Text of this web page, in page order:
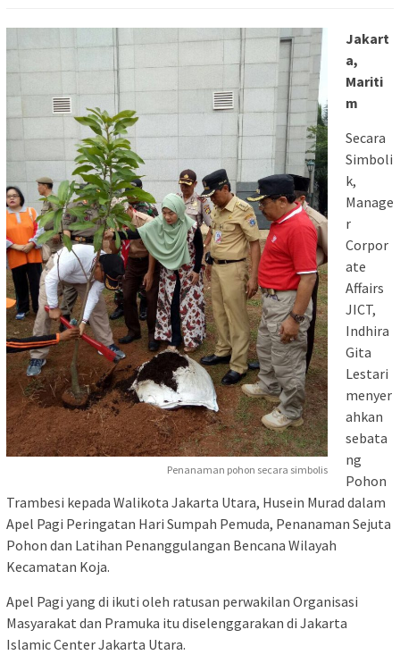
Penanaman pohon secara simbolis
Jakart
a,
Mariti
m
Secara
Simboli
k,
Manage
r
Corpor
ate
Affairs
JICT,
Indhira
Gita
Lestari
menyer
ahkan
sebata
ng
Pohon
Trambesi kepada Walikota Jakarta Utara, Husein Murad dalam
Apel Pagi Peringatan Hari Sumpah Pemuda, Penanaman Sejuta
Pohon dan Latihan Penanggulangan Bencana Wilayah
Kecamatan Koja.
Apel Pagi yang di ikuti oleh ratusan perwakilan Organisasi
Masyarakat dan Pramuka itu diselenggarakan di Jakarta
Islamic Center Jakarta Utara.